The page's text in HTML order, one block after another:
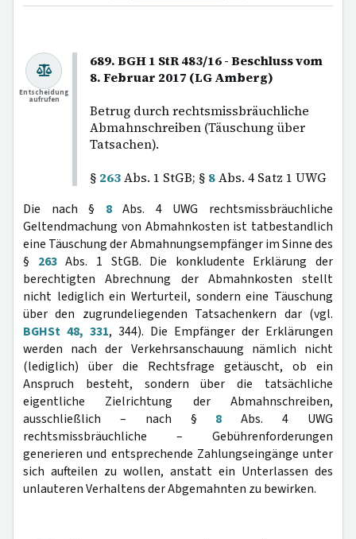
689. BGH 1 StR 483/16 - Beschluss vom
8. Februar 2017 (LG Amberg)
Betrug durch rechtsmissbräuchliche
Abmahnschreiben (Täuschung über
Tatsachen).
§ 263Abs. 1 StGB; § 8Abs. 4 Satz 1 UWG
Entscheidung
aufrufen
Die nach § 8Abs. 4 UWG rechtsmissbräuchliche
Geltendmachung von Abmahnkosten ist tatbestandlich
eine Täuschung der Abmahnungsempfänger im Sinne des
§ 263Abs. 1 StGB. Die konkludente Erklärung der
berechtigten Abrechnung der Abmahnkosten stellt
nicht lediglich ein Werturteil, sondern eine Täuschung
über den zugrundeliegenden Tatsachenkern dar (vgl.
BGHSt 48, 331, 344). Die Empfänger der Erklärungen
werden nach der Verkehrsanschauung nämlich nicht
(lediglich) über die Rechtsfrage getäuscht, ob ein
Anspruch besteht, sondern über die tatsächliche
eigentliche Zielrichtung der Abmahnschreiben,
ausschließlich – nach § 8 Abs. 4 UWG
rechtsmissbräuchliche – Gebührenforderungen
generieren und entsprechende Zahlungseingänge unter
sich aufteilen zu wollen, anstatt ein Unterlassen des
unlauteren Verhaltens der Abgemahnten zu bewirken.